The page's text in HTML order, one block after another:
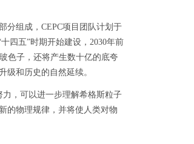
组成，CEPC项目团队计划于
四五”时期开始建设，2030年前
色子，还将产生数十亿的底夸
级和历史的自然延续。
，可以进一步理解希格斯粒子
的物理规律，并将使人类对物